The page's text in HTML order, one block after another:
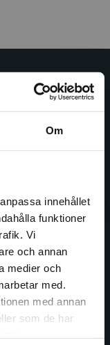
Om
innehållet
funktioner
Vi
och annan
medier och
med.
med annan
som de har
idag Sveriges
kurslitteratur,